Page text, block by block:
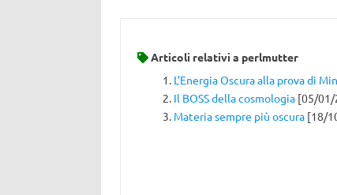
Articoli relativi a perlmutter
L’Energia Oscura alla prova di
Il BOSS della cosmologia[05/01/
Materia sempre più oscura[18/